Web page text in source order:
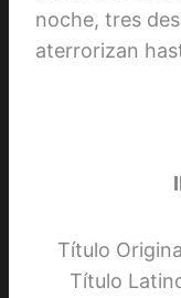
noche, tres
aterrorizan
Título
Título